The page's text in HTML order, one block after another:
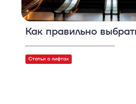
Как правильно
Статьи о лифтах